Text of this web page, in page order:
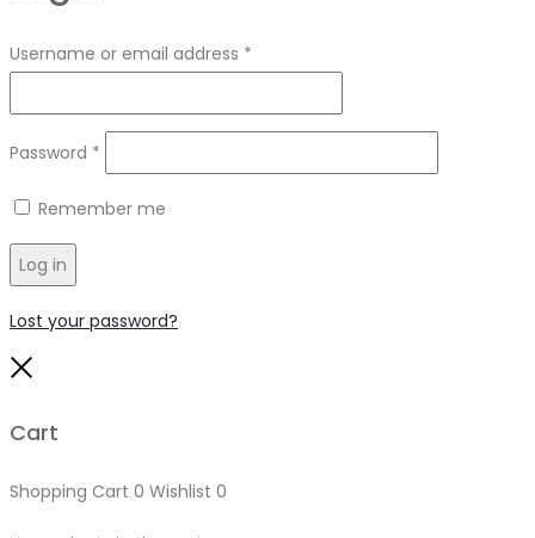
Username or email address *
Password *
Remember me
Log in
Lost your password?
Cart
Shopping Cart 0 Wishlist 0